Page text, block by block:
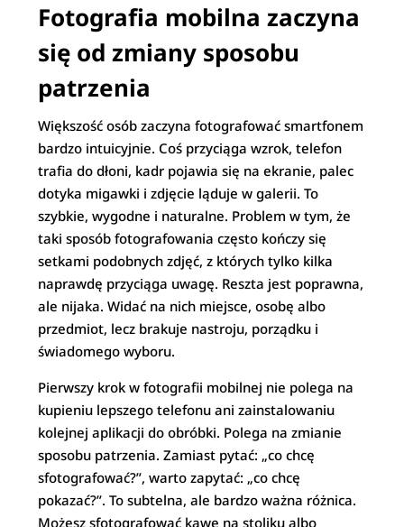
Fotografia mobilna zaczyna
się od zmiany sposobu
patrzenia
Większość osób zaczyna fotografować smartfonem
bardzo intuicyjnie. Coś przyciąga wzrok, telefon
trafia do dłoni, kadr pojawia się na ekranie, palec
dotyka migawki i zdjęcie ląduje w galerii. To
szybkie, wygodne i naturalne. Problem w tym, że
taki sposób fotografowania często kończy się
setkami podobnych zdjęć, z których tylko kilka
naprawdę przyciąga uwagę. Reszta jest poprawna,
ale nijaka. Widać na nich miejsce, osobę albo
przedmiot, lecz brakuje nastroju, porządku i
świadomego wyboru.
Pierwszy krok w fotografii mobilnej nie polega na
kupieniu lepszego telefonu ani zainstalowaniu
kolejnej aplikacji do obróbki. Polega na zmianie
sposobu patrzenia. Zamiast pytać: „co chcę
sfotografować?”, warto zapytać: „co chcę
pokazać?”. To subtelna, ale bardzo ważna różnica.
Możesz sfotografować kawę na stoliku albo